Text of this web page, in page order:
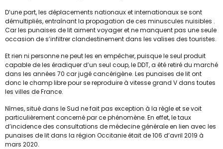
D’une part, les déplacements nationaux et internationaux se sont
démultipliés, entraînant la propagation de ces minuscules nuisibles .
Car les punaises de lit aiment voyager et ne manquent pas une seule
occasion de s’infiltrer clandestinement dans les valises des touristes.
Et rien ni personne ne peut les en empêcher, puisque le seul produit
capable de les éradiquer d’un seul coup, le DDT, a été retiré du marché
dans les années 70 car jugé cancérigène. Les punaises de lit ont
donc le champ libre pour se reproduire à vitesse grand V dans toutes
les villes de France.
Nîmes, situé dans le Sud ne fait pas exception à la règle et se voit
particulièrement concerné par ce phénomène. En effet, le taux
d’incidence des consultations de médecine générale en lien avec les
punaises de lit dans la région Occitanie était de 106 d’avril 2019 à
mars 2020.